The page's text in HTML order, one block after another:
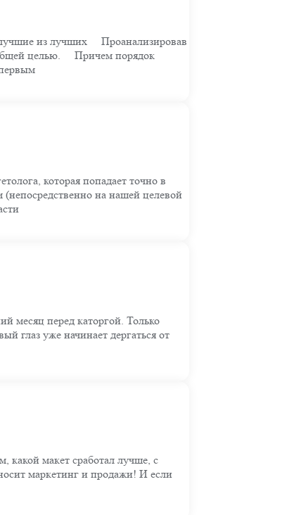
из лучших ⠀ Проанализировав
целью. ⠀ Причем порядок
которая попадает точно в
(непосредственно на нашей целевой
месяц перед каторгой. Только
глаз уже начинает дергаться от
макет сработал лучше, с
маркетинг и продажи! И если